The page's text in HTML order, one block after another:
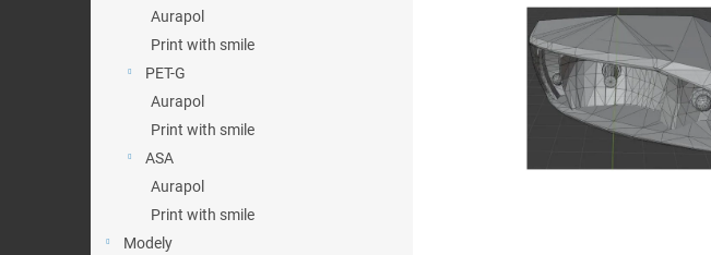
Aurapol
Print with smile
PET-G
Aurapol
Print with smile
ASA
Aurapol
Print with smile
Modely